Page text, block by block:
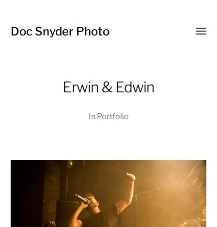
Doc Snyder Photo
Menü
Erwin & Edwin
In Portfolio